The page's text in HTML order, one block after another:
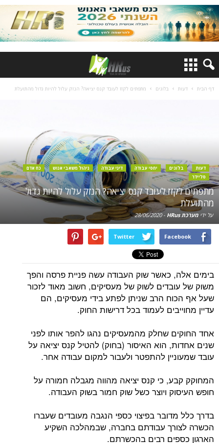
דף הבית דעות בלוגים מתפתים לקזז לעובד קנס יציאה? הנזק עלול להיות גדול מהתועלת
דעות בלוגים יחסי עבודה דיני עבודה ניהול משאבי אנוש
כח אדם
סליידר
מתפתים לקזז לעובד קנס יציאה? הנזק עלול להיות גדול
מהתועלת
על ידי מערכת HRus -
28/06/2020
Facebook
Twitter
בימים אלה, כאשר שוק העבודה עשה פניית פרסה והפך
משוק של עובדים לשוק של מעסיקים, חשוב מאוד לזכור
שעל אף הכוח הרב שניתן לפתע בידי מעסיקים, הם
עדיין מחוייבים לעמוד בכל דרישות החוק.
אחד החוקים שחלק מהמעסיקים נהגו להפר אותו לפני
שנים אחדות, הוא האיסור (בחוק) להטיל קנס יציאה על
עובד שמעוניין להתפטר ולעבור למקום עבודה אחר.
המחוקק קבע, כי קנס יציאה מהווה מגבלה חמורה על
חופש העיסוק ויוצר כשל שוק חמור בשוק העבודה.
בדרך כלל מדובר בפיצוי כספי הנגבה מעובדים שעברו
הכשרה לצורך עבודתם בחברה, שבמהלכה השקיע
הארגון כספים רבים בהכשרתם.